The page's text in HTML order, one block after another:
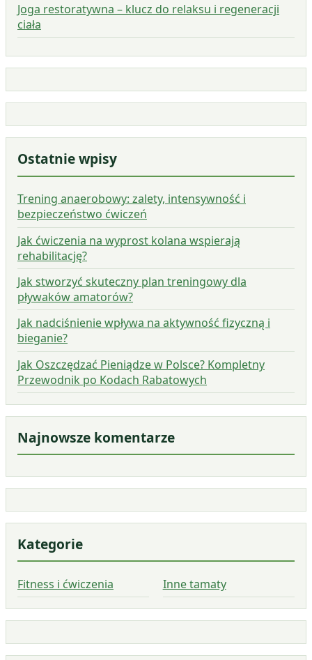
Joga restoratywna – klucz do relaksu i regeneracji
ciała
Ostatnie wpisy
Trening anaerobowy: zalety, intensywność i
bezpieczeństwo ćwiczeń
Jak ćwiczenia na wyprost kolana wspierają
rehabilitację?
Jak stworzyć skuteczny plan treningowy dla
pływaków amatorów?
Jak nadciśnienie wpływa na aktywność fizyczną i
bieganie?
Jak Oszczędzać Pieniądze w Polsce? Kompletny
Przewodnik po Kodach Rabatowych
Najnowsze komentarze
Kategorie
Fitness i ćwiczenia Inne tamaty